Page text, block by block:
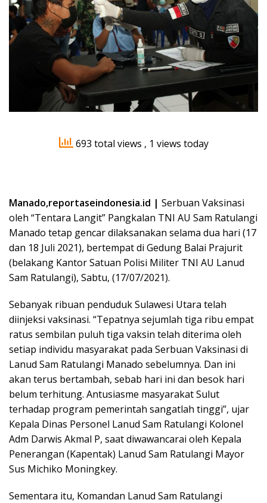
693 total views , 1 views today
Manado,reportaseindonesia.id | Serbuan Vaksinasi
oleh “Tentara Langit” Pangkalan TNI AU Sam Ratulangi
Manado tetap gencar dilaksanakan selama dua hari (17
dan 18 Juli 2021), bertempat di Gedung Balai Prajurit
(belakang Kantor Satuan Polisi Militer TNI AU Lanud
Sam Ratulangi), Sabtu, (17/07/2021).
Sebanyak ribuan penduduk Sulawesi Utara telah
diinjeksi vaksinasi. “Tepatnya sejumlah tiga ribu empat
ratus sembilan puluh tiga vaksin telah diterima oleh
setiap individu masyarakat pada Serbuan Vaksinasi di
Lanud Sam Ratulangi Manado sebelumnya. Dan ini
akan terus bertambah, sebab hari ini dan besok hari
belum terhitung. Antusiasme masyarakat Sulut
terhadap program pemerintah sangatlah tinggi”, ujar
Kepala Dinas Personel Lanud Sam Ratulangi Kolonel
Adm Darwis Akmal P, saat diwawancarai oleh Kepala
Penerangan (Kapentak) Lanud Sam Ratulangi Mayor
Sus Michiko Moningkey.
Sementara itu, Komandan Lanud Sam Ratulangi